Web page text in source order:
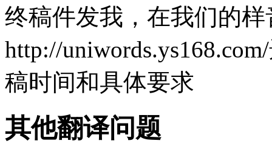
终稿件发我，在我们的样
http://
稿时间和具体要求
其他翻译问题